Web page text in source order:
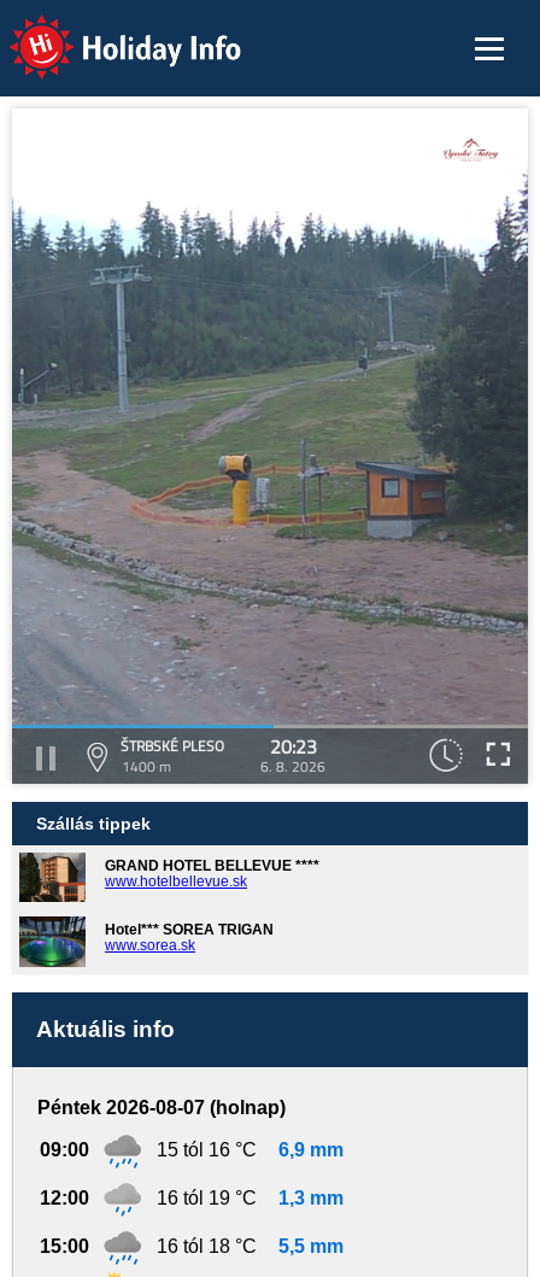
Holiday Info
ŠTRBSKÉ PLESO
1400 m
20:23
6. 8. 2026
Szállás tippek
GRAND HOTEL BELLEVUE ****
www.hotelbellevue.sk
Hotel*** SOREA TRIGAN
www.sorea.sk
Aktuális info
Péntek 2026-08-07 (holnap)
09:00 15 tól 16 °C 6,9 mm
12:00 16 tól 19 °C 1,3 mm
15:00 16 tól 18 °C 5,5 mm